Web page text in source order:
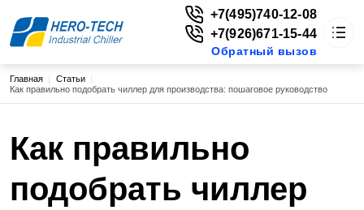
Цены
Статьи
Контакты
+7(495)740-12-08
+7(926)671-15-44
Обратный вызов
Строка навигации
Главная
Статьи
Как правильно подобрать чиллер для производства: пошаговое руководство
Как правильно
подобрать чиллер